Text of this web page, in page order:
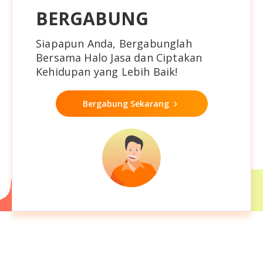
BERGABUNG
Siapapun Anda, Bergabunglah
Bersama Halo Jasa dan Ciptakan
Kehidupan yang Lebih Baik!
Bergabung Sekarang